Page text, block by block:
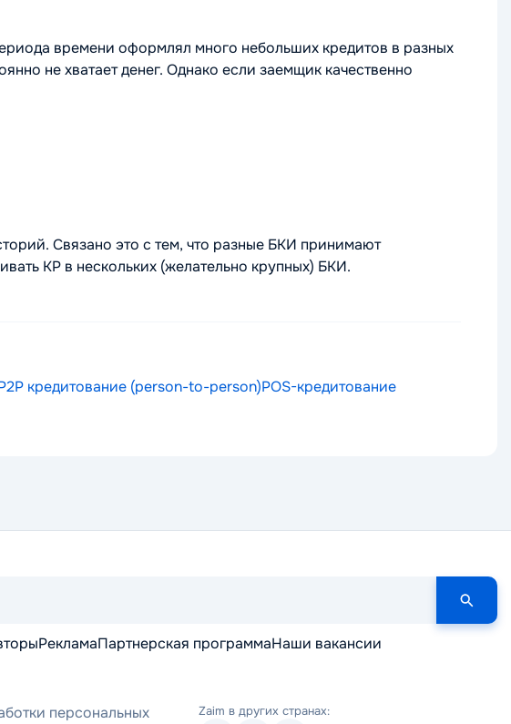
времени оформлял много небольших кредитов в разных
не хватает денег. Однако если заемщик качественно
Связано это с тем, что разные БКИ принимают
КР в нескольких (желательно крупных) БКИ.
кредитование (person-to-person)POS-кредитование
РекламаПартнерская программаНаши вакансии
персональных
Zaim в других странах: